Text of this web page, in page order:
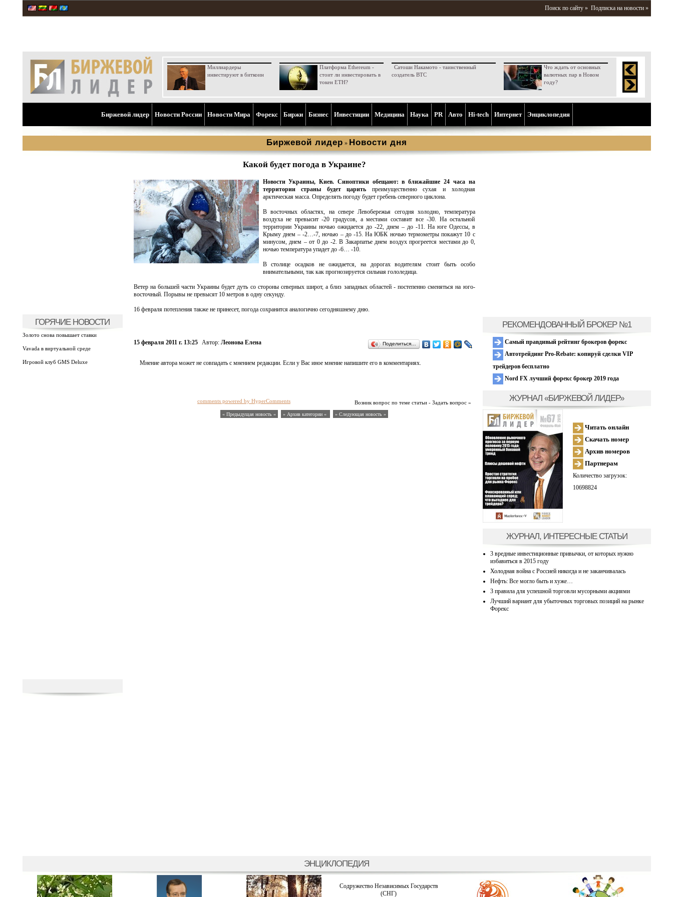
Поиск по сайту » Подписка на новости »
Миллиардеры
инвестируют в биткоин
Платформа Ethereum -
стоит ли инвестировать в
токен ETH?
Сатоши Накамото - таинственный
создатель BTC
Что ждать от основных
валютных пар в Новом
году?
Биржевой лидер Новости России Новости Мира Форекс Биржи Бизнес Инвестиции Медицина Наука PR Aвто Hi-tech Интернет Энциклопедия
Биржевой лидер » Новости дня
ГОРЯЧИЕ НОВОСТИ
Золото снова повышает ставки
Vavada в виртуальной среде
Игровой клуб GMS Deluxe
Какой будет погода в Украине?
Новости Украины, Киев. Синоптики обещают: в ближайшие 24 часа на
территории страны будет царить преимущественно сухая и холодная
арктическая масса. Определять погоду будет гребень северного циклона.
В восточных областях, на севере Левобережья сегодня холодно, температура
воздуха не превысит -20 градусов, а местами составит все -30. На остальной
территории Украины ночью ожидается до -22, днем – до -11. На юге Одессы, в
Крыму днем – -2…-7, ночью – до -15. На ЮБК ночью термометры покажут 10 с
минусом, днем – от 0 до -2. В Закарпатье днем воздух прогреется местами до 0,
ночью температура упадет до -6… -10.
В столице осадков не ожидается, на дорогах водителям стоит быть особо
внимательными, так как прогнозируется сильная гололедица.
Ветер на большей части Украины будет дуть со стороны северных широт, а близ западных областей - постепенно сменяться на юго-
восточный. Порывы не превысят 10 метров в одну секунду.
16 февраля потепления также не принесет, погода сохранится аналогично сегодняшнему дню.
15 февраля 2011 г. 13:25 Автор: Леонова Елена Поделиться…
Мнение автора может не совпадать с мнением редакции. Если у Вас иное мнение напишите его в комментариях.
Возник вопрос по теме статьи - Задать вопрос »
comments powered by HyperComments
« Предыдущая новость « » Архив категории « » Следующая новость »
РЕКОМЕНДОВАННЫЙ БРОКЕР №1
Самый правдивый рейтинг брокеров форекс
Автотрейдинг Pro-Rebate: копируй сделки VIP
трейдеров бесплатно
Nord FX лучший форекс брокер 2019 года
ЖУРНАЛ «БИРЖЕВОЙ ЛИДЕР»
Читать онлайн
Скачать номер
Архив номеров
Партнерам
Количество загрузок:
10698824
ЖУРНАЛ, ИНТЕРЕСНЫЕ СТАТЬИ
3 вредные инвестиционные привычки, от которых нужно
избавиться в 2015 году
Холодная война с Россией никогда и не заканчивалась
Нефть: Все могло быть и хуже…
3 правила для успешной торговли мусорными акциями
Лучший вариант для убыточных торговых позиций на рынке
Форекс
ЭНЦИКЛОПЕДИЯ
Содружество Независимых Государств
(СНГ)